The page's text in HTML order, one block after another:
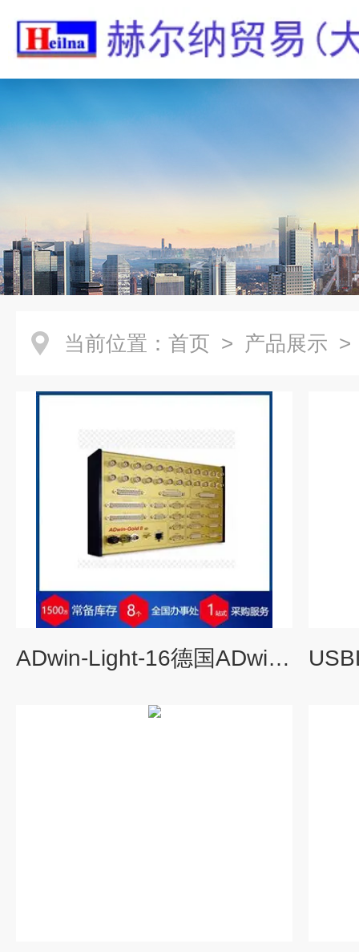
当前位置： 首页 > 产品展示
ADwin-Light-16德国ADwin纳秒级实时控制系统